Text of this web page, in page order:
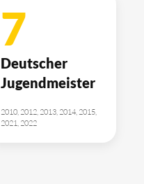
7
Deutscher
Jugendmeister
2010, 2012, 2013, 2014, 2015,
2021, 2022